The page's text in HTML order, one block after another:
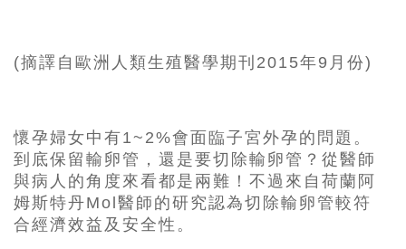
(摘譯自歐洲人類生殖醫學期刊2015年9月份)
懷孕婦女中有1~2%會面臨子宮外孕的問題。
到底保留輸卵管，還是要切除輸卵管？從醫師
與病人的角度來看都是兩難！不過來自荷蘭阿
姆斯特丹Mol醫師的研究認為切除輸卵管較符
合經濟效益及安全性。